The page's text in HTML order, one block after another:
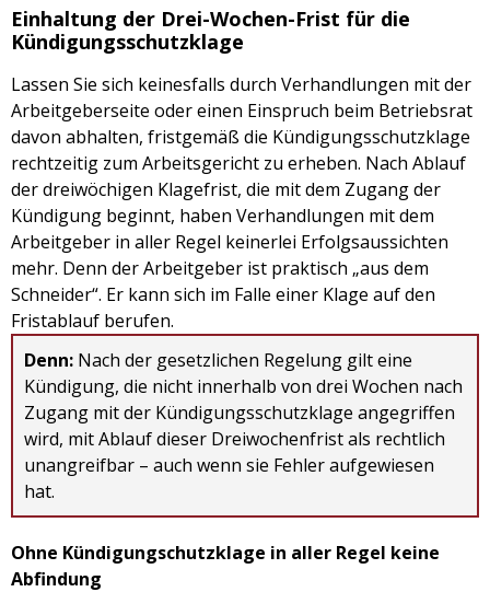
Einhaltung der Drei-Wochen-Frist für die
Kündigungsschutzklage
Lassen Sie sich keinesfalls durch Verhandlungen mit der
Arbeitgeberseite oder einen Einspruch beim Betriebsrat
davon abhalten, fristgemäß die Kündigungsschutzklage
rechtzeitig zum Arbeitsgericht zu erheben. Nach Ablauf
der dreiwöchigen Klagefrist, die mit dem Zugang der
Kündigung beginnt, haben Verhandlungen mit dem
Arbeitgeber in aller Regel keinerlei Erfolgsaussichten
mehr. Denn der Arbeitgeber ist praktisch „aus dem
Schneider“. Er kann sich im Falle einer Klage auf den
Fristablauf berufen.
Denn: Nach der gesetzlichen Regelung gilt eine
Kündigung, die nicht innerhalb von drei Wochen nach
Zugang mit der Kündigungsschutzklage angegriffen
wird, mit Ablauf dieser Dreiwochenfrist als rechtlich
unangreifbar – auch wenn sie Fehler aufgewiesen
hat.
Ohne Kündigungschutzklage in aller Regel keine
Abfindung